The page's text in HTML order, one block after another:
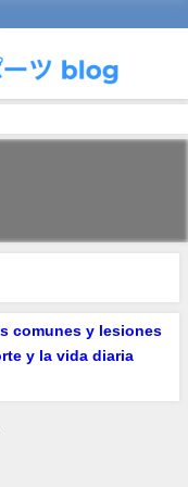
comunes y lesiones
y la vida diaria